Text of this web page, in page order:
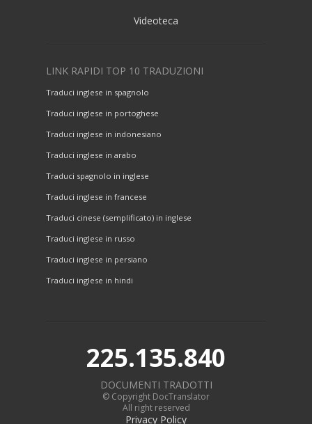
Videoteca
LINK RAPIDI TOP 10 TRADUZIONI
Traduci inglese in spagnolo
Traduci inglese in portoghese
Traduci inglese in indonesiano
Traduci inglese in arabo
Traduci spagnolo in inglese
Traduci inglese in francese
Traduci cinese (semplificato) in inglese
Traduci inglese in russo
Traduci inglese in persiano
Traduci inglese in hindi
225.135.840
DOCUMENTI TRADOTTI
© Copyright DocTranslator
All right reserved
Privacy Policy